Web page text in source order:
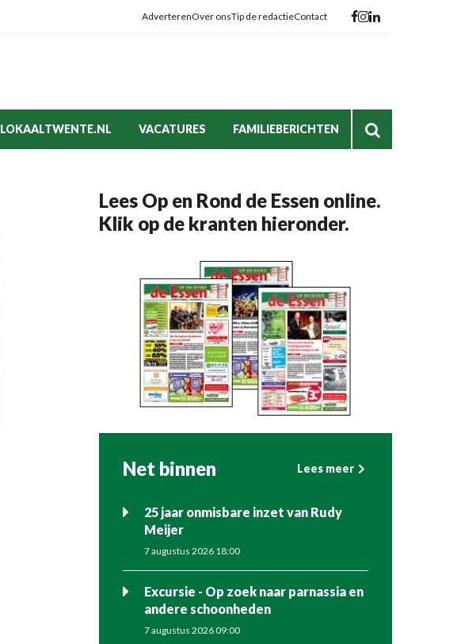
AdverterenOver onsTip de redactieContact
LOKAALTWENTE.NL VACATURES FAMILIEBERICHTEN
Lees Op en Rond de Essen online.
Klik op de kranten hieronder.
Net binnen Lees meer
25 jaar onmisbare inzet van Rudy
Meijer
7 augustus 2026 18:00
Excursie - Op zoek naar parnassia en
andere schoonheden
7 augustus 2026 09:00